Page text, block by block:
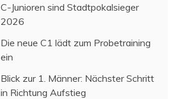
C-Junioren sind Stadtpokalsieger
2026
Die neue C1 lädt zum Probetraining
ein
Blick zur 1. Männer: Nächster Schritt
in Richtung Aufstieg